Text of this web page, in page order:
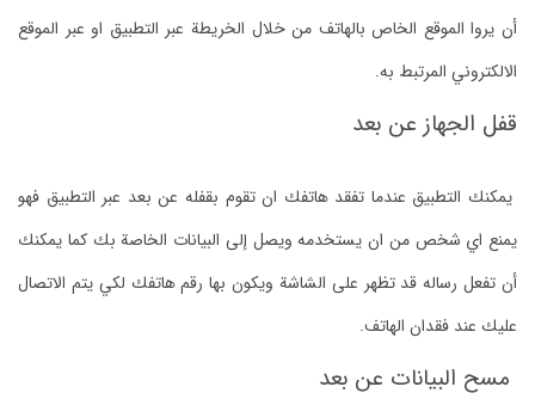
أن يروا الموقع الخاص بالهاتف من خلال الخريطة عبر التطبيق او عبر الموقع
الالكتروني المرتبط به.
قفل الجهاز عن بعد
يمكنك التطبيق عندما تفقد هاتفك ان تقوم بقفله عن بعد عبر التطبيق فهو
يمنع اي شخص من ان يستخدمه ويصل إلى البيانات الخاصة بك كما يمكنك
أن تفعل رساله قد تظهر على الشاشة ويكون بها رقم هاتفك لكي يتم الاتصال
عليك عند فقدان الهاتف.
مسح البيانات عن بعد